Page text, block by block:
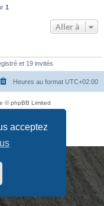
acceptez
1
Aller à
et 19 invités
Heures au format UTC+02:00
© phpBB Limited
» V 1.5.0